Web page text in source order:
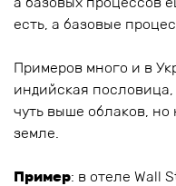
есть, а базовые
Примеров много и в
индийская
чуть выше облаков, но
земле.
Пример: в отеле Wall